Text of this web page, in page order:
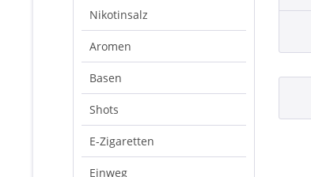
Nikotinsalz
Aromen
Basen
Shots
E-Zigaretten
Einweg